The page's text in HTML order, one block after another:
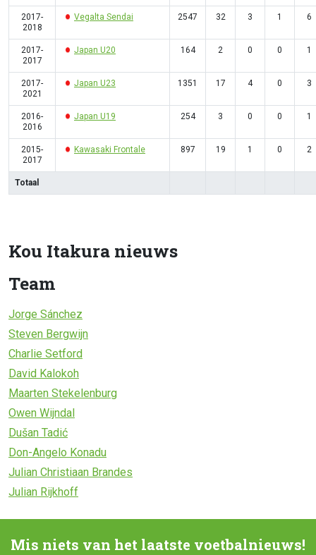
2017-
2018
Vegalta Sendai 2547 32 3 1 6
2017-
2017
Japan U20 164 2 0 0 1
2017-
2021
Japan U23 1351 17 4 0 3
2016-
2016
Japan U19 254 3 0 0 1
2015-
2017
Kawasaki Frontale 897 19 1 0 2
Totaal
Kou Itakura nieuws
Team
Jorge Sánchez
Steven Bergwijn
Charlie Setford
David Kalokoh
Maarten Stekelenburg
Owen Wijndal
Dušan Tadić
Don-Angelo Konadu
Julian Christiaan Brandes
Julian Rijkhoff
Mis niets van het laatste voetbalnieuws!